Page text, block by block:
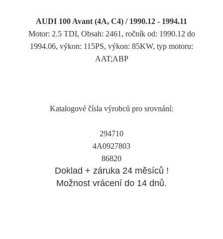
AUDI 100 Avant (4A, C4) / 1990.12 - 1994.11
Motor: 2.5 TDI, Obsah: 2461, ročník od: 1990.12 do
1994.06, výkon: 115PS, výkon: 85KW, typ motoru:
AAT;ABP
Katalogové čísla výrobců pro srovnání:
294710
4A0927803
86820
Doklad + záruka 24 měsíců !
Možnost vrácení do 14 dnů.